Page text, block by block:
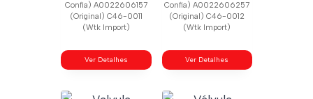
Confia) A0022606157
(Original) C46-0011
(Wtk Import)
Ver Detalhes
Confia) A0022606257
(Original) C46-0012
(Wtk Import)
Ver Detalhes